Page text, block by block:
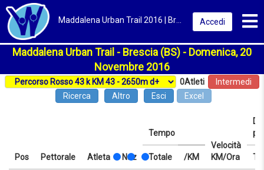
Accedi
Maddalena Urban Trail - Brescia (BS) - Domenica, 20
Novembre 2016
0Atleti
Intermedi
Ricerca
Altro Esci Excel
Pos Pettorale Atleta Naz
Tempo
Velocità
KM/Ora
Totale /KM